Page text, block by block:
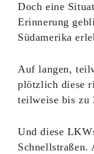
Doch eine
Erinnerung
Südamerika
Auf langen,
plötzlich diese
teilweise bis zu
Und diese
Schnellstraßen.